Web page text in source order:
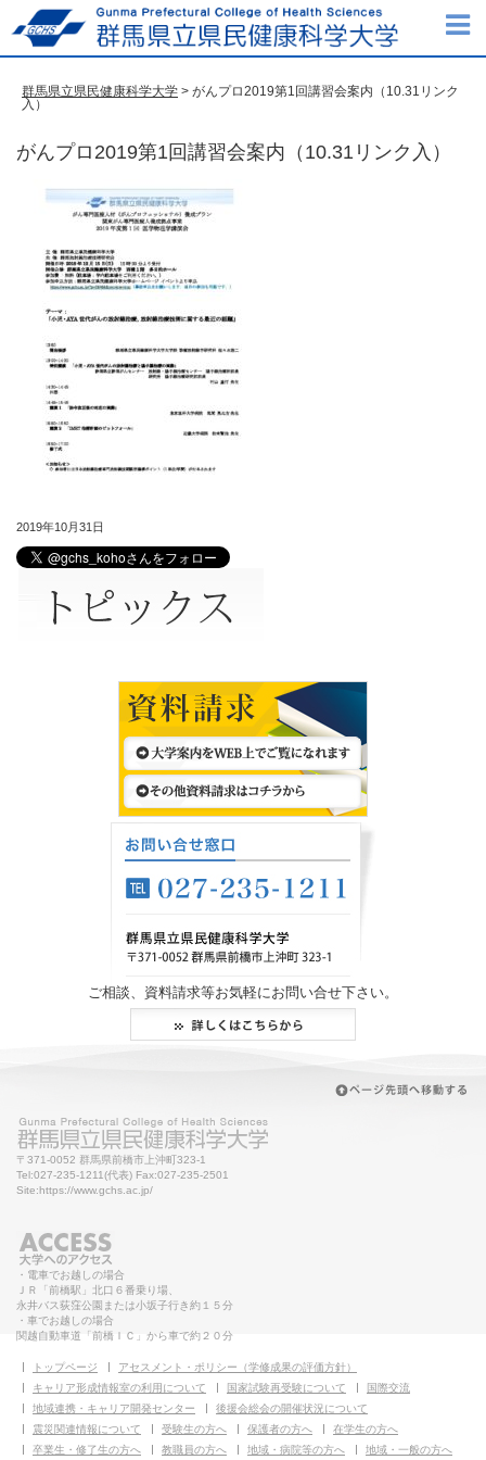
群馬県立県民健康科学大学 > がんプロ2019第1回講習会案内（10.31リンク
入）
がんプロ2019第1回講習会案内（10.31リンク入）
2019年10月31日
ご相談、資料請求等お気軽にお問い合せ下さい。
〒371-0052 群馬県前橋市上沖町323-1
Tel:027-235-1211(代表) Fax:027-235-2501
Site:https://www.gchs.ac.jp/
・電車でお越しの場合
ＪＲ「前橋駅」北口６番乗り場、
永井バス荻窪公園または小坂子行き約１５分
・車でお越しの場合
関越自動車道「前橋ＩＣ」から車で約２０分
トップページ
アセスメント・ポリシー（学修成果の評価方針）
キャリア形成情報室の利用について
国家試験再受験について
国際交流
地域連携・キャリア開発センター
後援会総会の開催状況について
震災関連情報について
受験生の方へ 保護者の方へ
在学生の方へ
卒業生・修了生の方へ
教職員の方へ 地域・病院等の方へ 地域・一般の方へ